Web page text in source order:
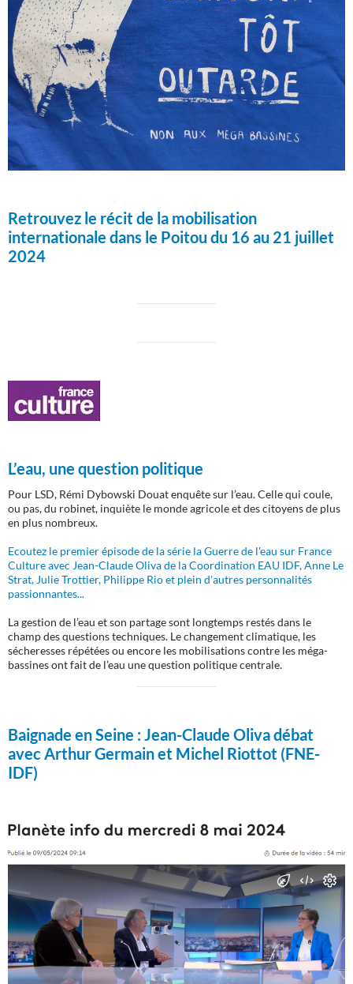
Retrouvez le récit de la mobilisation
internationale dans le Poitou du 16 au 21 juillet
2024
L’eau, une question politique
Pour LSD, Rémi Dybowski Douat enquête sur l’eau. Celle qui coule,
ou pas, du robinet, inquiète le monde agricole et des citoyens de plus
en plus nombreux.
Ecoutez le premier épisode de la série la Guerre de l'eau sur France
Culture avec Jean-Claude Oliva de la Coordination EAU IDF, Anne Le
Strat, Julie Trottier, Philippe Rio et plein d'autres personnalités
passionnantes...
La gestion de l’eau et son partage sont longtemps restés dans le
champ des questions techniques. Le changement climatique, les
sécheresses répétées ou encore les mobilisations contre les méga-
bassines ont fait de l’eau une question politique centrale.
Baignade en Seine :Jean-Claude Oliva débat
avec Arthur Germain et Michel Riottot (FNE-
IDF)